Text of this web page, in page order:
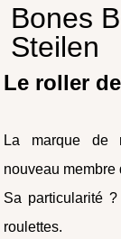
Bones
Steilen
Le roller
La marque de
nouveau membre
Sa particularité
roulettes.